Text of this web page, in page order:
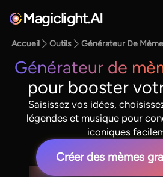
Magiclight.AI
Accueil Outils Générateur De
Générateur de
pour booster
Saisissez vos idées,
légendes et musique pour
iconiques
Créer des mèmes